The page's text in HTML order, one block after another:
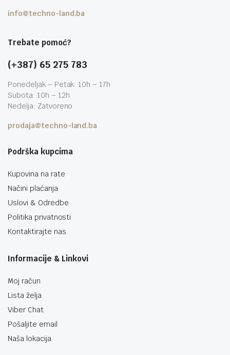
info@techno-land.ba
Trebate pomoć?
(+387) 65 275 783
Ponedeljak – Petak: 10h – 17h
Subota: 10h – 12h
Nedelja: Zatvoreno
prodaja@techno-land.ba
Podrška kupcima
Kupovina na rate
Načini plaćanja
Uslovi & Odredbe
Politika privatnosti
Kontaktirajte nas
Informacije & Linkovi
Moj račun
Lista želja
Viber Chat
Pošaljite email
Naša lokacija